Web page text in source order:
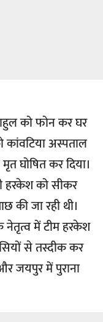
को फोन कर घर
कांवटिया अस्पताल
घोषित कर दिया।
हरकेश को सीकर
की जा रही थी।
नेतृत्व में टीम हरकेश
से तस्दीक कर
जयपुर में पुराना